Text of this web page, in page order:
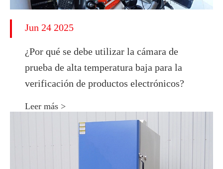
Jun 24 2025
¿Por qué se debe utilizar la cámara de
prueba de alta temperatura baja para la
verificación de productos electrónicos?
Leer más >